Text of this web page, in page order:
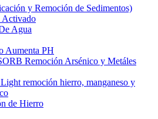
y Remoción de Sedimentos)
Activado
Agua
Aumenta PH
Remoción Arsénico y Metáles
remoción hierro, manganeso y
de Hierro